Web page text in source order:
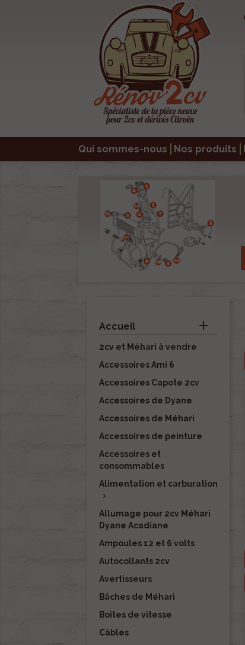
Qui sommes-nous Nos produits
Accueil 
2cv et Méhari à vendre
Accessoires Ami 6
Accessoires Capote 2cv
Accessoires de Dyane
Accessoires de Méhari
Accessoires de peinture
Accessoires et
consommables
Alimentation et carburation

Allumage pour 2cv Méhari
Dyane Acadiane
Ampoules 12 et 6 volts
Autocollants 2cv
Avertisseurs
Bâches de Méhari
Boites de vitesse
Câbles